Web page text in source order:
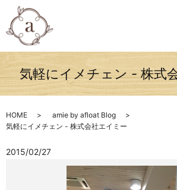
気軽にイメチェン - 株式
HOME
amie by afloat Blog
気軽にイメチェン - 株式会社エイミー
2015/02/27